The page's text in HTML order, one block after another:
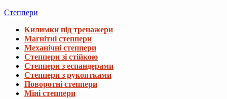
Степпери
Килимки під тренажери
Магнітні степпери
Механічні степпери
Степпери зі стійкою
Степпери з еспандерами
Степпери з рукоятками
Поворотні степпери
Міні степпери